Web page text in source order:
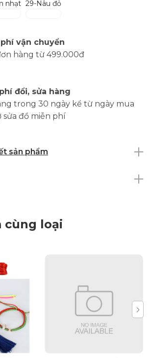
nhạt 29-Nâu đỏ
vận chuyển
hàng từ 499.000đ
đổi, sửa hàng
trong 30 ngày kể từ ngày mua
sửa đồ miễn phí
sản phẩm
cùng loại